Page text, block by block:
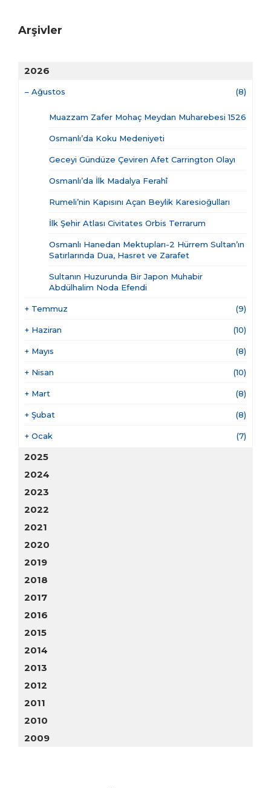
Arşivler
2026
– Ağustos (8)
Muazzam Zafer Mohaç Meydan Muharebesi 1526
Osmanlı’da Koku Medeniyeti
Geceyi Gündüze Çeviren Afet Carrington Olayı
Osmanlı’da İlk Madalya Ferahî
Rumeli’nin Kapısını Açan Beylik Karesioğulları
İlk Şehir Atlası Civitates Orbis Terrarum
Osmanlı Hanedan Mektupları-2 Hürrem Sultan’ın
Satırlarında Dua, Hasret ve Zarafet
Sultanın Huzurunda Bir Japon Muhabir
Abdülhalim Noda Efendi
+ Temmuz (9)
+ Haziran (10)
+ Mayıs (8)
+ Nisan (10)
+ Mart (8)
+ Şubat (8)
+ Ocak (7)
2025
2024
2023
2022
2021
2020
2019
2018
2017
2016
2015
2014
2013
2012
2011
2010
2009